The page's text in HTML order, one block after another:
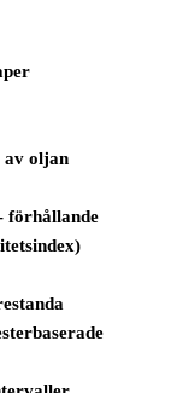
av oljan
förhållande